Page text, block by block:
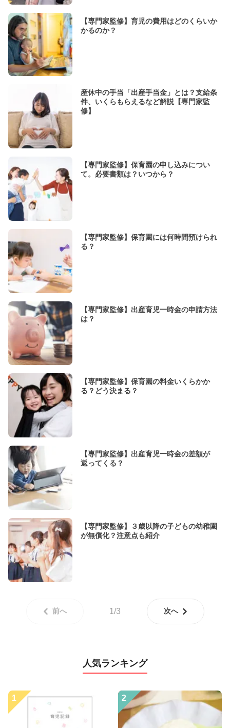
【専門家監修】育児の費用はどのくらいか
かるのか？
産休中の手当「出産手当金」とは？支給条
件、いくらもらえるなど解説【専門家監
修】
【専門家監修】保育園の申し込みについ
て。必要書類は？いつから？
【専門家監修】保育園には何時間預けられ
る？
【専門家監修】出産育児一時金の申請方法
は？
【専門家監修】保育園の料金いくらかか
る？どう決まる？
【専門家監修】出産育児一時金の差額が
返ってくる？
【専門家監修】３歳以降の子どもの幼稚園
が無償化？注意点も紹介
前へ 1/3 次へ
人気ランキング
1 2